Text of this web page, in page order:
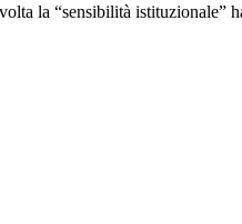
la “sensibilità istituzionale”